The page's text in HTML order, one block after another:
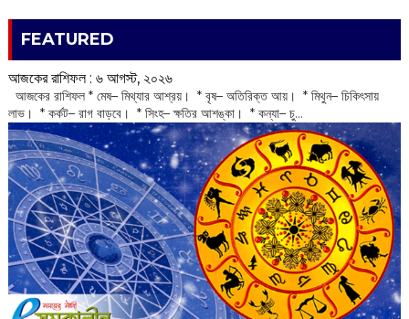
FEATURED
আজকের রাশিফল :‌ ‌‌৬ আগস্ট, ২০২৬
‌ আজকের রাশিফল * মেষ– মিথ্যার আশ্রয়। * বৃষ– অতিরিক্ত আয়। * মিথুন– চিকিৎসায়
লাভ। * কর্কট– রাগ বাড়বে। * সিংহ– ক্ষতির আশঙ্কা। * কন্যা– চু...